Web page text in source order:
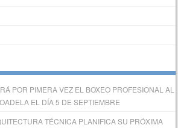
POR PIMERA VEZ EL BOXEO PROFESIONAL AL
EL DÍA 5 DE SEPTIEMBRE
TÉCNICA PLANIFICA SU PRÓXIMA